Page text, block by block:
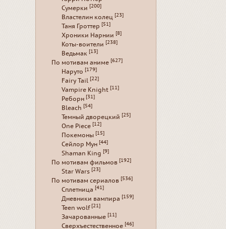
Сумерки [200]
Властелин колец [23]
Таня Гроттер [51]
Хроники Нарнии [8]
Коты-воители [238]
Ведьмак [13]
По мотивам аниме [627]
Наруто [179]
Fairy Tail [22]
Vampire Knight [11]
Реборн [31]
Bleach [54]
Темный дворецкий [25]
One Piece [12]
Покемоны [15]
Сейлор Мун [44]
Shaman King [9]
По мотивам фильмов [192]
Star Wars [23]
По мотивам сериалов [536]
Сплетница [41]
Дневники вампира [159]
Teen wolf [21]
Зачарованные [11]
Сверхъестественное [46]